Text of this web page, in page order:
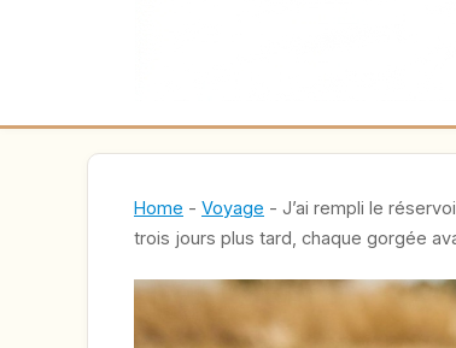
Home - Voyage - J’ai rempli le
trois jours plus tard, chaque gorgée